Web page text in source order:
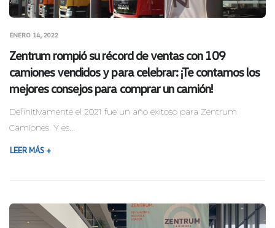
Zentrum rompió su récord de ventas con 109
camiones vendidos y para celebrar: ¡Te contamos los
mejores consejos para comprar un camión!
ENERO 14, 2022
Definitivamente el 2021 fue un año exitoso para Zentrum
Camiones. Y es...
LEER MÁS +